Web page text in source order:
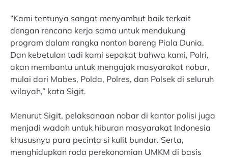
“Kami tentunya sangat menyambut baik terkait
dengan rencana kerja sama untuk mendukung
program dalam rangka nonton bareng Piala Dunia.
Dan kebetulan tadi kami sepakat bahwa kami, Polri,
akan membantu untuk mengajak masyarakat nobar,
mulai dari Mabes, Polda, Polres, dan Polsek di seluruh
wilayah,” kata Sigit.
Menurut Sigit, pelaksanaan nobar di kantor polisi juga
menjadi wadah untuk hiburan masyarakat Indonesia
khususnya para pecinta si kulit bundar. Serta,
menghidupkan roda perekonomian UMKM di basis